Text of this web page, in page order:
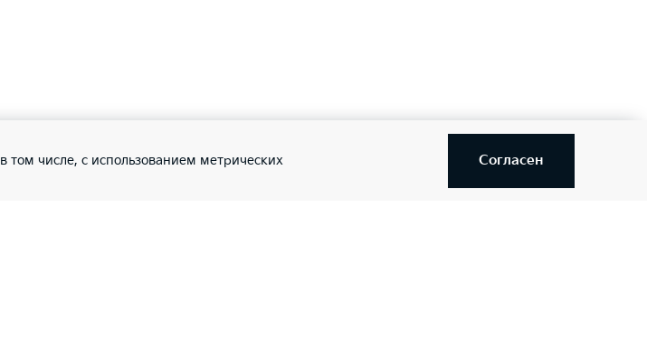
в том числе, с использованием метрических
Согласен